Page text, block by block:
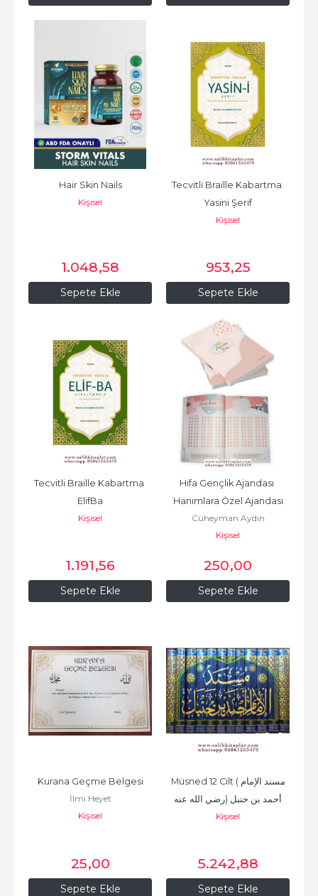
Sepete Ekle
Hair Skin Nails
Kişisel
1.048,58
Sepete Ekle
Tecvitli Braille Kabartma
Yasini Şerif
Kişisel
953,25
Sepete Ekle
Tecvitli Braille Kabartma
ElifBa
Kişisel
1.191,56
Sepete Ekle
Hifa Gençlik Ajandası
Hanımlara Özel Ajandası
Cüheyman Aydın
Kişisel
250,00
Sepete Ekle
Kurana Geçme Belgesi
İlmi Heyet
Kişisel
25,00
Sepete Ekle
Müsned 12 Cilt (مسند الإمام
أحمد بن حنبل (رضي الله عنه
Kişisel
5.242,88